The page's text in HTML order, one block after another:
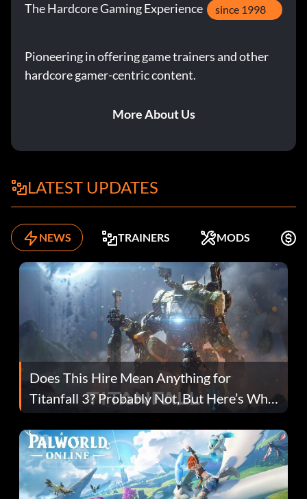
The Hardcore Gaming Experience since 1998
Pioneering in offering game trainers and other
hardcore gamer-centric content.
More About Us
LATEST UPDATES
NEWS TRAINERS MODS
Does This Hire Mean Anything for
Titanfall 3? Probably Not, But Here’s Why
Fans Are Hopeful